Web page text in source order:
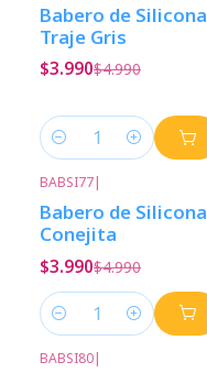
Babero de Silicona
Traje Gris
$3.990$4.990
Cantidad
BABSI77|
Babero de Silicona
Conejita
$3.990$4.990
Cantidad
BABSI80|